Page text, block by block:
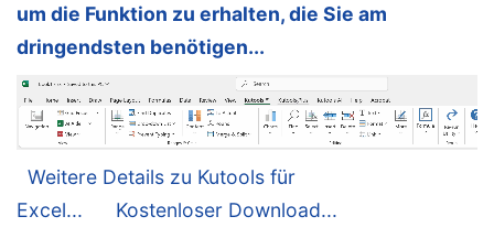
um die Funktion zu erhalten, die Sie am
dringendsten benötigen...
Weitere Details zu Kutools für
Excel...
Kostenloser Download...